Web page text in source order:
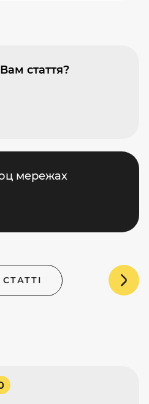
стаття?
мережах
СТАТТІ